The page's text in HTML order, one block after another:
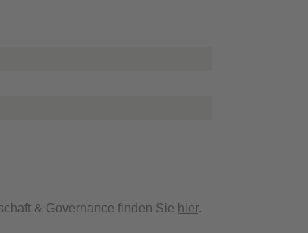
& Governance finden Sie hier.